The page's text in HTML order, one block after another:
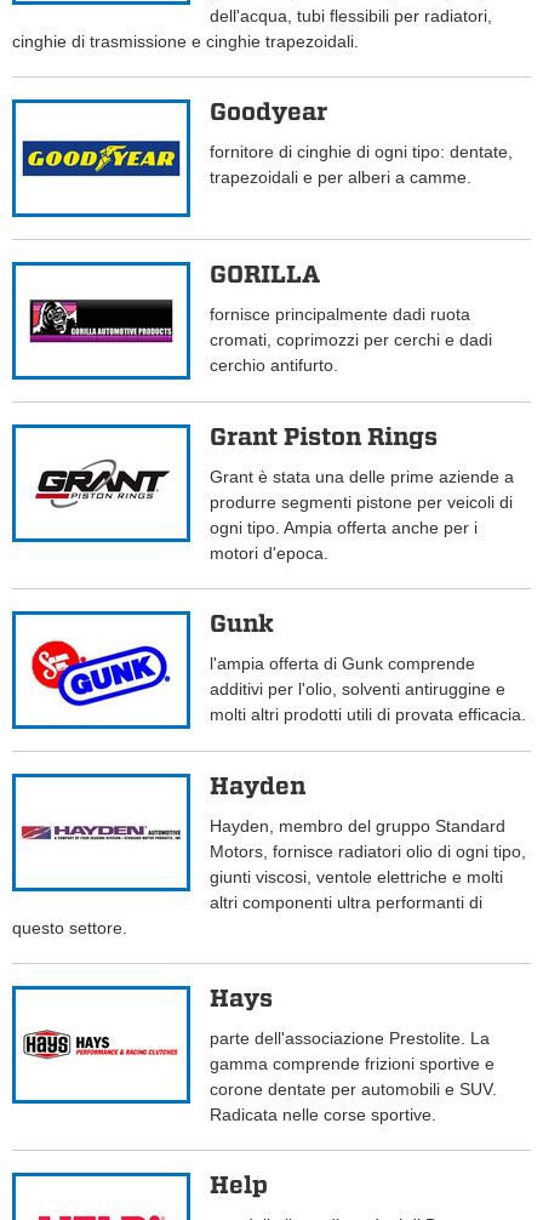
dell'acqua, tubi flessibili per radiatori,
cinghie di trasmissione e cinghie trapezoidali.
Goodyear
fornitore di cinghie di ogni tipo: dentate,
trapezoidali e per alberi a camme.
GORILLA
fornisce principalmente dadi ruota
cromati, coprimozzi per cerchi e dadi
cerchio antifurto.
Grant Piston Rings
Grant è stata una delle prime aziende a
produrre segmenti pistone per veicoli di
ogni tipo. Ampia offerta anche per i
motori d'epoca.
Gunk
l'ampia offerta di Gunk comprende
additivi per l'olio, solventi antiruggine e
molti altri prodotti utili di provata efficacia.
Hayden
Hayden, membro del gruppo Standard
Motors, fornisce radiatori olio di ogni tipo,
giunti viscosi, ventole elettriche e molti
altri componenti ultra performanti di
questo settore.
Hays
parte dell'associazione Prestolite. La
gamma comprende frizioni sportive e
corone dentate per automobili e SUV.
Radicata nelle corse sportive.
Help